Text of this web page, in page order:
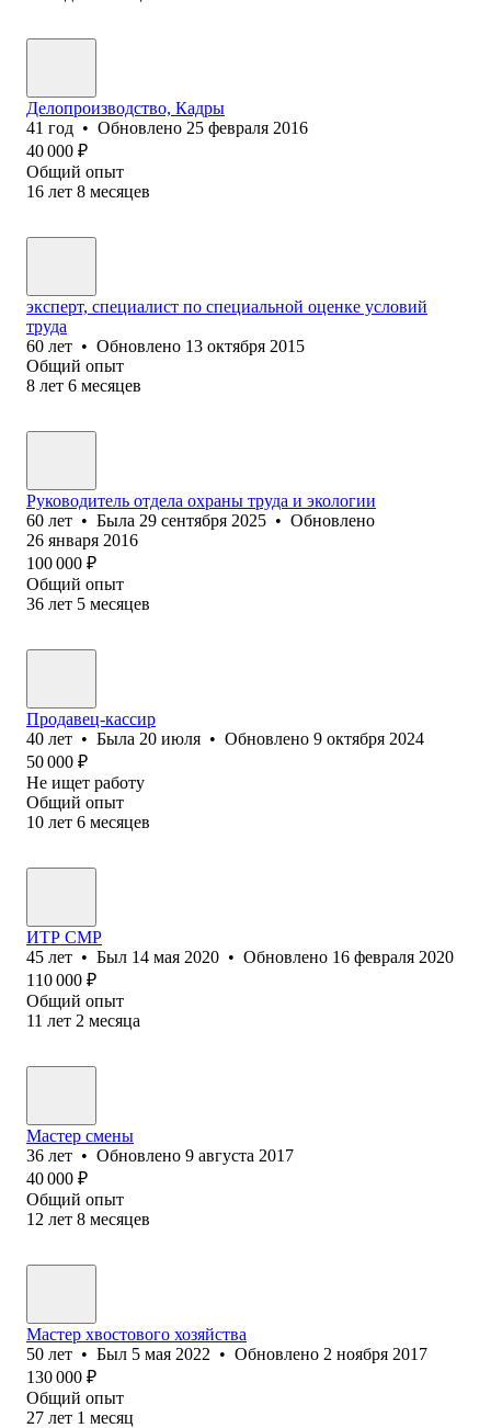
Делопроизводство, Кадры
41 год • Обновлено 25 февраля 2016
40 000 ₽
Общий опыт
16 лет 8 месяцев
эксперт, специалист по специальной оценке условий
труда
60 лет • Обновлено 13 октября 2015
Общий опыт
8 лет 6 месяцев
Руководитель отдела охраны труда и экологии
60 лет • Была 29 сентября 2025 • Обновлено
26 января 2016
100 000 ₽
Общий опыт
36 лет 5 месяцев
Продавец-кассир
40 лет • Была 20 июля • Обновлено 9 октября 2024
50 000 ₽
Не ищет работу
Общий опыт
10 лет 6 месяцев
ИТР СМР
45 лет • Был 14 мая 2020 • Обновлено 16 февраля 2020
110 000 ₽
Общий опыт
11 лет 2 месяца
Мастер смены
36 лет • Обновлено 9 августа 2017
40 000 ₽
Общий опыт
12 лет 8 месяцев
Мастер хвосто‎вого хозяйства
50 лет • Был 5 мая 2022 • Обновлено 2 ноября 2017
130 000 ₽
Общий опыт
27 лет 1 месяц